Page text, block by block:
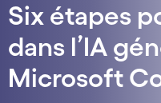
Six étapes
dans l’IA
Microsoft